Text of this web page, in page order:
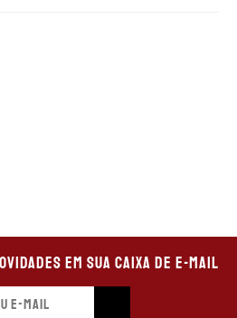
em sua caixa de e-mail